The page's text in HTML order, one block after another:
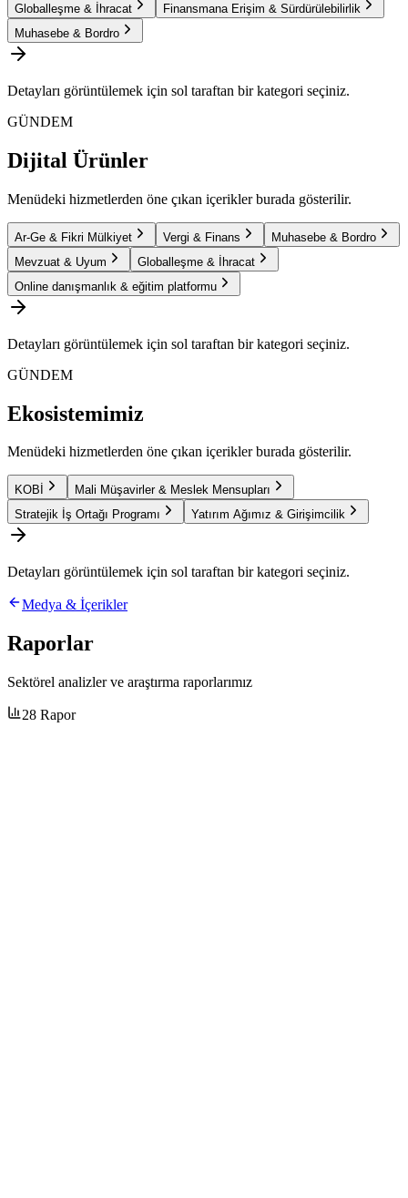
Globalleşme & İhracat
Finansmana Erişim & Sürdürülebilirlik
Muhasebe & Bordro
Detayları görüntülemek için sol taraftan bir kategori seçiniz.
GÜNDEM
Dijital Ürünler
Menüdeki hizmetlerden öne çıkan içerikler burada gösterilir.
Ar-Ge & Fikri Mülkiyet Vergi & Finans
Muhasebe & Bordro
Mevzuat & Uyum
Globalleşme & İhracat
Online danışmanlık & eğitim platformu
Detayları görüntülemek için sol taraftan bir kategori seçiniz.
GÜNDEM
Ekosistemimiz
Menüdeki hizmetlerden öne çıkan içerikler burada gösterilir.
KOBİ
Mali Müşavirler & Meslek Mensupları
Stratejik İş Ortağı Programı
Yatırım Ağımız & Girişimcilik
Detayları görüntülemek için sol taraftan bir kategori seçiniz.
Medya & İçerikler
Raporlar
Sektörel analizler ve araştırma raporlarımız
28 Rapor